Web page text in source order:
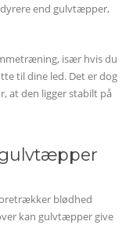
end gulvtæpper,
især hvis du
til dine led. Det er dog
at den ligger stabilt på
gulvtæpper
blødhed
kan gulvtæpper give